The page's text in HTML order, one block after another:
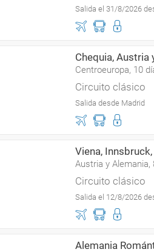
Salida el 31/8/2026
Chequia, Austria
Centroeuropa, 10
Circuito clásico
Salida desde Madrid
Viena,
Austria y Alemania,
Circuito clásico
Salida el 12/8/2026
Alemania